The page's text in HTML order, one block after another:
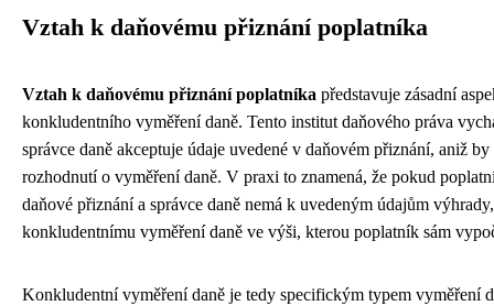
Vztah k daňovému přiznání poplatníka
Vztah k daňovému přiznání poplatníka představuje zásadní
konkludentního vyměření daně. Tento institut daňového práva
správce daně akceptuje údaje uvedené v daňovém přiznání, aniž
rozhodnutí o vyměření daně. V praxi to znamená, že pokud
daňové přiznání a správce daně nemá k uvedeným údajům
konkludentnímu vyměření daně ve výši, kterou poplatník sám
Konkludentní vyměření daně je tedy specifickým typem vyměření